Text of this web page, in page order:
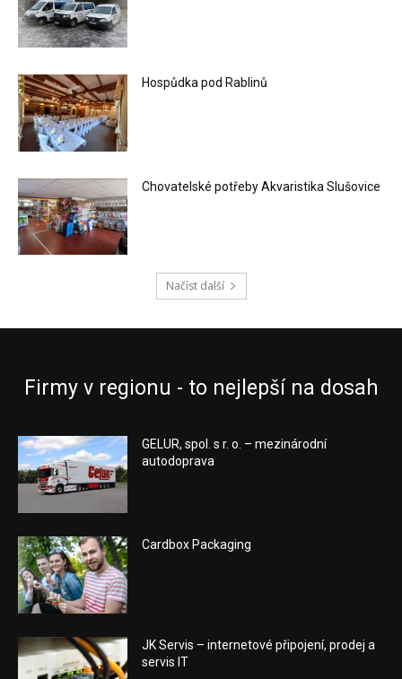
Hospůdka pod Rablinů
Chovatelské potřeby Akvaristika Slušovice
Načíst další
Firmy v regionu - to nejlepší na dosah
GELUR, spol. s r. o. – mezinárodní
autodoprava
Cardbox Packaging
JK Servis – internetové připojení, prodej a
servis IT